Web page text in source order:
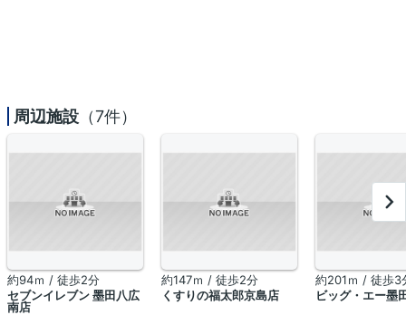
周辺施設 （7件）
約94ｍ / 徒歩2分
セブンイレブン 墨田八広
南店
約147ｍ / 徒歩2分
くすりの福太郎京島店
約201ｍ / 徒歩3
ビッグ・エー墨